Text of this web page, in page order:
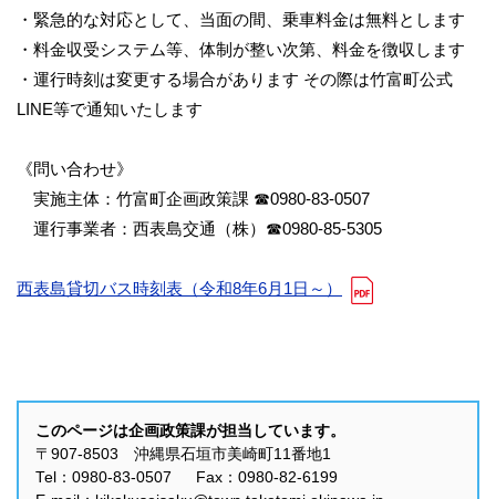
・緊急的な対応として、当面の間、乗車料金は無料とします
・料金収受システム等、体制が整い次第、料金を徴収します
・運行時刻は変更する場合があります その際は竹富町公式
LINE等で通知いたします
《問い合わせ》
実施主体：竹富町企画政策課 ☎0980-83-0507
運行事業者：西表島交通（株）☎0980-85-5305
西表島貸切バス時刻表（令和8年6月1日～）
このページは企画政策課が担当しています。
〒907-8503 沖縄県石垣市美崎町11番地1
Tel：0980-83-0507 Fax：0980-82-6199